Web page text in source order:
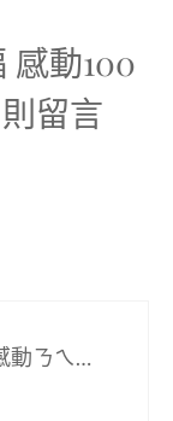
)
感動100
留言
動ㄋㄟ…